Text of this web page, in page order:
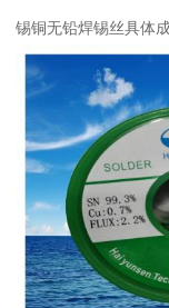
锡铜无铅焊锡丝具体